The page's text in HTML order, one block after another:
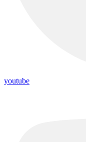
youtube